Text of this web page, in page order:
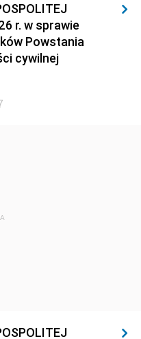
r. w sprawie
Powstania
cywilnej